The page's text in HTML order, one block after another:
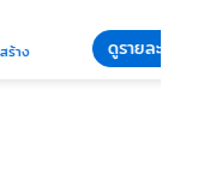
ดูรายละเอียด